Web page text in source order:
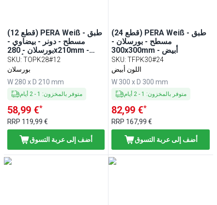
(12 قطع) PERA Weiß - طبق
مسطح - دونر - بيضاوي -
بورسلان - 280x210mm -
أبيض
SKU: TOPK28#12
بورسلان
W 280 x D 210 mm
متوفر بالمخزون:
1
-
2 أيام
58,99 €*
RRP 119,99 €
أضف إلى عربة التسوق
(24 قطع) PERA Weiß - طبق
مسطح - بورسلان -
300x300mm - أبيض
SKU:TFPK30#24
اللون أبيض
W 300 x D 300 mm
متوفر بالمخزون:
1
-
2 أيام
82,99 €*
RRP 167,99 €
أضف إلى عربة التسوق